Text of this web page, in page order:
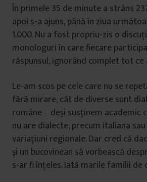
În primele 35 de minute a strâns
apoi s-a ajuns, până în ziua
1.000. Nu a fost propriu-zis o
monologuri în care fiecare
răspunsul, ignorând complet tot ce
Le-am scos pe cele care nu se
fără mirare, cât de diverse sunt
române – deși susținem academic
nu are dialecte, precum italiana
variațiuni regionale. Dar cred că
și un bucovinean să vorbească
s-ar fi înțeles. Iată marile familii de